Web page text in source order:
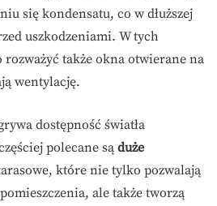
się kondensatu, co w dłuższej
uszkodzeniami. W tych
także okna otwierane na
wentylację.
dostępność światła
polecane są duże
które nie tylko pozwalają
ale także tworzą